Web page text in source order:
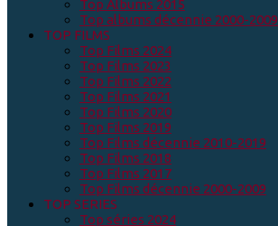
Top Albums 2015
Top albums décennie 2000-2009
TOP FILMS
Top Films 2024
Top Films 2023
Top Films 2022
Top Films 2021
Top Films 2020
Top Films 2019
Top Films décennie 2010-2019
Top Films 2018
Top Films 2017
Top Films décennie 2000-2009
TOP SERIES
Top séries 2024